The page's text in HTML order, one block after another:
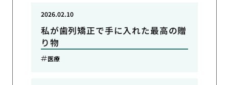
私が歯列矯正で手に入れた最高の贈
り物
2026.02.10
医療